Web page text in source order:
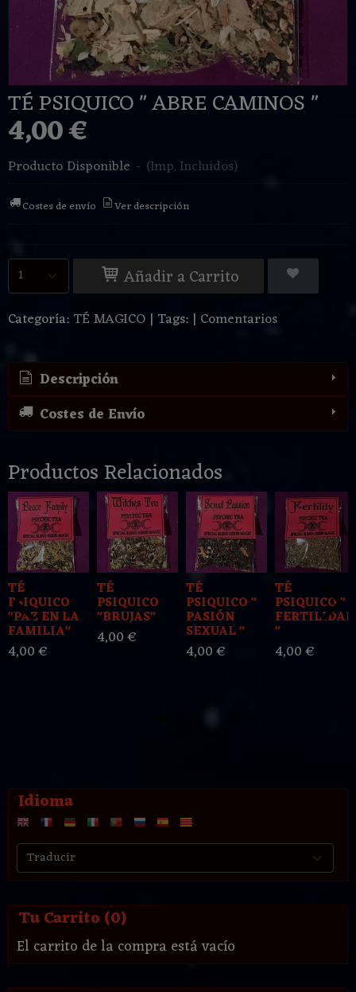
Idioma
Tu Carrito (0)
El carrito de la compra está vacío
TÉ PSIQUICO " ABRE CAMINOS "
4,00 €
Producto Disponible - (Imp. Incluidos)
Costes de envío Ver descripción
Añadir a Carrito
Categoría: TÉ MAGICO | Tags: | Comentarios
Descripción
Costes de Envío
Productos Relacionados
TÉ
PSIQUICO
"PAZ EN LA
FAMILIA"
4,00 €
TÉ
PSIQUICO
"BRUJAS"
4,00 €
TÉ
PSIQUICO "
PASIÓN
SEXUAL "
4,00 €
TÉ
PSIQUICO "
FERTILIDAD
"
4,00 €